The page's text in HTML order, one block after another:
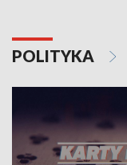
POLITYKA